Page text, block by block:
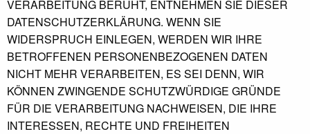
VERARBEITUNG BERUHT, ENTNEHMEN SIE DIESER
DATENSCHUTZERKLÄRUNG. WENN SIE
WIDERSPRUCH EINLEGEN, WERDEN WIR IHRE
BETROFFENEN PERSONENBEZOGENEN DATEN
NICHT MEHR VERARBEITEN, ES SEI DENN, WIR
KÖNNEN ZWINGENDE SCHUTZWÜRDIGE GRÜNDE
FÜR DIE VERARBEITUNG NACHWEISEN, DIE IHRE
INTERESSEN, RECHTE UND FREIHEITEN